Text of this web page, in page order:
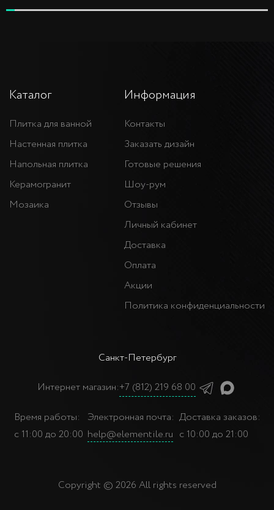
Санкт-Петербург
Интернет магазин:+7 (812) 219 68 00
Время работы:
с 11:00 до 20:00
Электронная почта:
help@elementile.ru
Доставка заказов:
с 10:00 до 21:00
Каталог
Плитка для ванной
Настенная плитка
Напольная плитка
Керамогранит
Мозаика
Информация
Контакты
Заказать дизайн
Готовые решения
Шоу-рум
Отзывы
Личный кабинет
Доставка
Оплата
Акции
Политика конфиденциальности
Copyright © 2026 All rights reserved